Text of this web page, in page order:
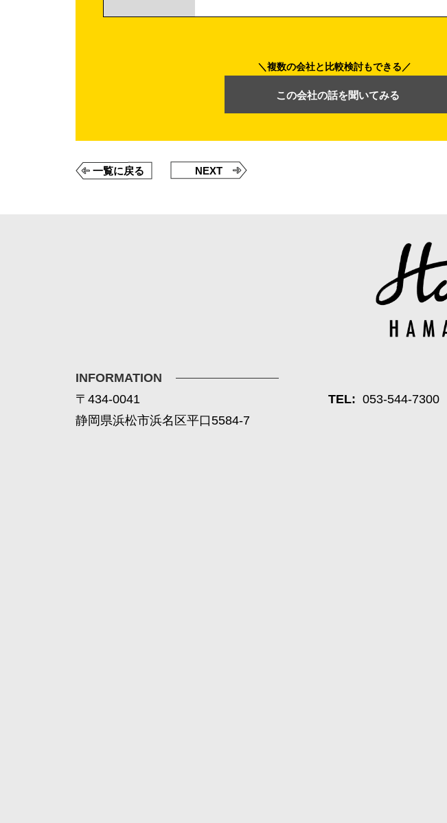
複数の会社と比較検討もできる
この会社の話を聞いてみる
一覧に戻る NEXT
INFORMATION
〒434-0041
静岡県浜松市浜名区平口5584-7
TEL: 053-544-7300